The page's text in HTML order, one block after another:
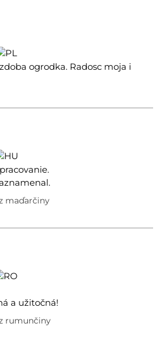
ogrodka. Radosc moja i
maďarčiny
a užitočná!
rumunčiny